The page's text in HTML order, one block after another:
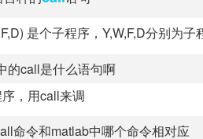
是个子程序，Y,W,F,D分别为
的call是什么语句啊
，用call来调
命令和matlab中哪个命令相对应